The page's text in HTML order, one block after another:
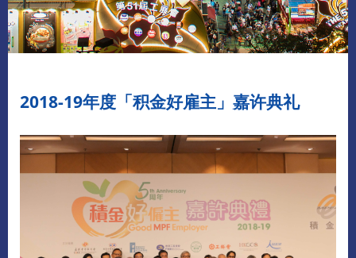
2018-19年度「积金好雇主」嘉许典礼